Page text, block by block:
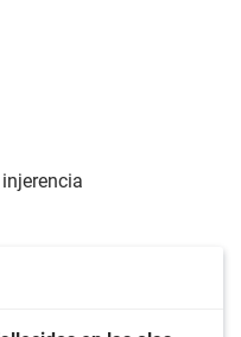
injerencia